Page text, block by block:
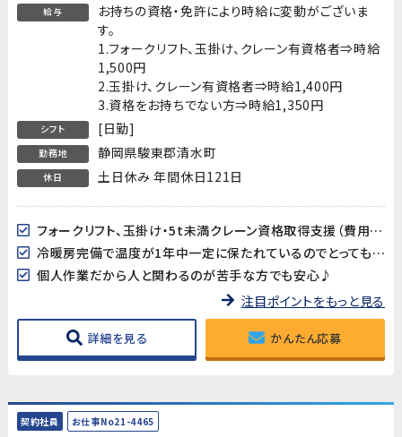
給与
お持ちの資格・免許により時給に変動がございま
す。
1.フォークリフト、玉掛け、クレーン有資格者⇒時給
1,500円
2.玉掛け、クレーン有資格者⇒時給1,400円
3.資格をお持ちでない方⇒時給1,350円
シフト [日勤]
勤務地 静岡県駿東郡清水町
休日 土日休み 年間休日121日
フォークリフト、玉掛け・5t未満クレーン資格取得支援（費用会社負担）有り!
冷暖房完備で温度が1年中一定に保たれているのでとっても快適♪
個人作業だから人と関わるのが苦手な方でも安心♪
注目ポイントをもっと見る
詳細を見る かんたん応募
契約社員 お仕事No21-4465